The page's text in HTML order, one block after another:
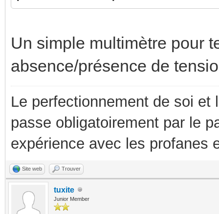
Un simple multimètre pour
absence/présence de
Le perfectionnement de soi
passe obligatoirement par le
expérience avec les profanes
Site web Trouver
tuxite
Junior Member